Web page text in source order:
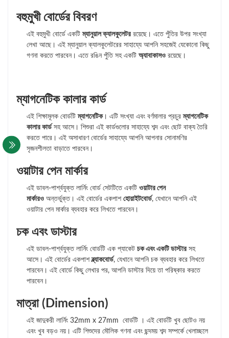
বহুমুখী বোর্ডের বিবরণ
এই বহুমুখী বোর্ডে একটিম্যানুয়াল ক্যালকুলেটর রয়েছে। এতে পুঁতির উপর সংখ্যা
লেখা আছে। এই ম্যানুয়াল ক্যালকুলেটরের সাহায্যে আপনি সহজেই যেকোনো কিছু
গণনা করতে পারবেন। এতে রঙিন পুঁতি সহ একটি অ্যাবাকাসও রয়েছে।
ম্যাগনেটিক কালার কার্ড
এই শিক্ষামূলক বোর্ডটিম্যাগনেটিক। এটি সংখ্যা এবং বর্ণমালার প্রচুরম্যাগনেটিক
কালার কার্ডসহ আসে। শিশুরা এই কার্ডগুলোর সাহায্যে শব্দ এবং ছোট বাক্য তৈরি
করতে পারে। এই অসাধারণ বোর্ডের সাহায্যে আপনি আপনার সোনামণির
সৃজনশীলতা বাড়াতে পারবেন।
ওয়াটার পেন মার্কার
এই ডাবল-পার্শ্বযুক্ত লার্নিং বোর্ড সেটটিতে একটি ওয়াটার পেন
মার্কারও অন্তর্ভুক্ত। এই বোর্ডের একপাশ হোয়াইটবোর্ড, যেখানে আপনি এই
ওয়াটার পেন মার্কার ব্যবহার করে লিখতে পারবেন।
চক এবং ডাস্টার
এই ডাবল-পার্শ্বযুক্ত লার্নিং বোর্ডটি এক প্যাকেট চক এবং একটি ডাস্টার সহ
আসে। এই বোর্ডের একপাশব্ল্যাকবোর্ড, যেখানে আপনি চক ব্যবহার করে লিখতে
পারবেন। এই বোর্ডে কিছু লেখার পর, আপনি ডাস্টার দিয়ে তা পরিষ্কার করতে
পারবেন।
মাত্রা (Dimension)
এই জাদুকরী লার্নিং 32mm x 27mm বোর্ডটি । এই বোর্ডটি খুব ছোটও নয়
এবং খুব বড়ও নয়। এটি শিশুদের মৌলিক গণনা এবং ছন্দময় শব্দ সম্পর্কে খেলাচ্ছলে